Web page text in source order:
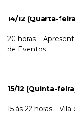
14/12 (Quarta-
20 horas –
de Eventos.
15/12 (Quinta-
15 às 22 horas –